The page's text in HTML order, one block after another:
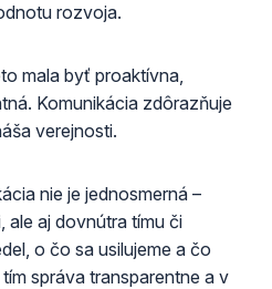
rozvoja.
mala byť proaktívna,
Komunikácia zdôrazňuje
verejnosti.
nie je jednosmerná –
ale aj dovnútra tímu či
o čo sa usilujeme a čo
správa transparentne a v